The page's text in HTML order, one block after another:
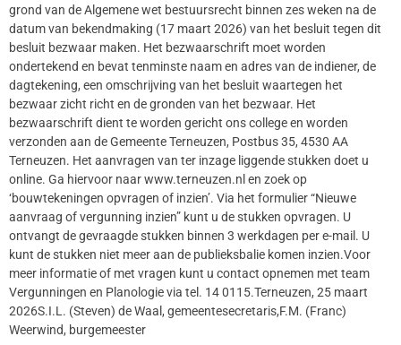
grond van de Algemene wet bestuursrecht binnen zes weken na de
datum van bekendmaking (17 maart 2026) van het besluit tegen dit
besluit bezwaar maken. Het bezwaarschrift moet worden
ondertekend en bevat tenminste naam en adres van de indiener, de
dagtekening, een omschrijving van het besluit waartegen het
bezwaar zicht richt en de gronden van het bezwaar. Het
bezwaarschrift dient te worden gericht ons college en worden
verzonden aan de Gemeente Terneuzen, Postbus 35, 4530 AA
Terneuzen. Het aanvragen van ter inzage liggende stukken doet u
online. Ga hiervoor naar www.terneuzen.nl en zoek op
‘bouwtekeningen opvragen of inzien’. Via het formulier “Nieuwe
aanvraag of vergunning inzien” kunt u de stukken opvragen. U
ontvangt de gevraagde stukken binnen 3 werkdagen per e-mail. U
kunt de stukken niet meer aan de publieksbalie komen inzien.Voor
meer informatie of met vragen kunt u contact opnemen met team
Vergunningen en Planologie via tel. 14 0115.Terneuzen, 25 maart
2026S.I.L. (Steven) de Waal, gemeentesecretaris,F.M. (Franc)
Weerwind, burgemeester